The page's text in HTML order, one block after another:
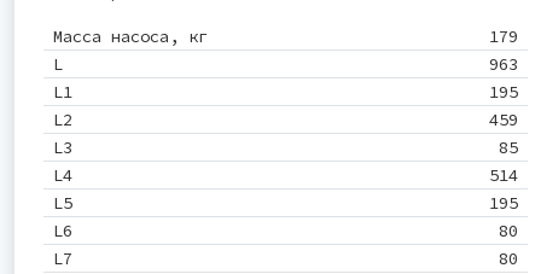
Масса насоса, кг
179
L
963
L1
195
L2
459
L3
85
L4
514
L5
195
L6
80
L7
80